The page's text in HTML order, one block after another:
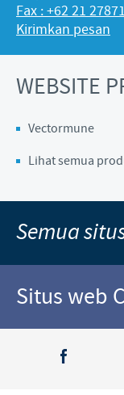
Fax : +62 21
Kirimkan pesan
WEBSITE
Vectormune
Lihat semua
Semua
Situs web